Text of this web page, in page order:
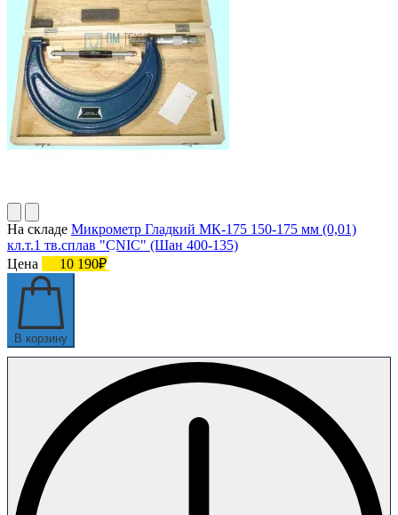
На складе Микрометр Гладкий МК-175 150-175 мм (0,01)
кл.т.1 тв.сплав "CNIC" (Шан 400-135)
Цена
10 190₽
В корзину